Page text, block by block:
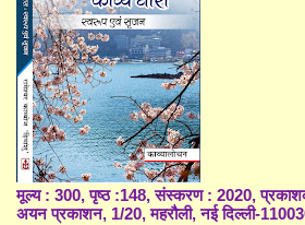
मूल्य : 300, पृष्ठ :148, संस्करण : 2020,
अयन प्रकाशन, 1/20, महरौली, नई दिल्ली-